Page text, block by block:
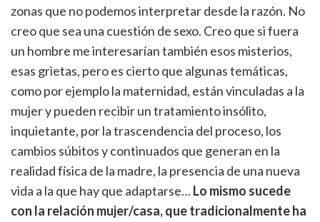
zonas que no podemos interpretar desde la razón. No
creo que sea una cuestión de sexo. Creo que si fuera
un hombre me interesarían también esos misterios,
esas grietas, pero es cierto que algunas temáticas,
como por ejemplo la maternidad, están vinculadas a la
mujer y pueden recibir un tratamiento insólito,
inquietante, por la trascendencia del proceso, los
cambios súbitos y continuados que generan en la
realidad física de la madre, la presencia de una nueva
vida a la que hay que adaptarse…Lo mismo sucede
con la relación mujer/casa, que tradicionalmente ha